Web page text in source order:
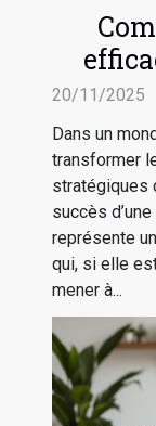
20/11/2025
Dans un
transformer
stratégiques
succès
représente
qui, si elle
mener à...